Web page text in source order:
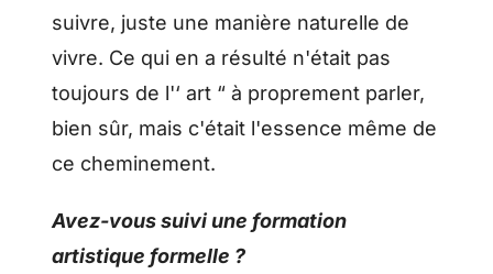
suivre, juste une manière naturelle de
vivre. Ce qui en a résulté n'était pas
toujours de l'‘ art “ à proprement parler,
bien sûr, mais c'était l'essence même de
ce cheminement.
Avez-vous suivi une formation
artistique formelle ?